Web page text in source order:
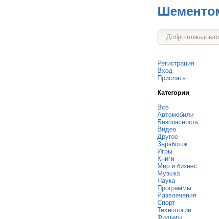
Добро
Регистрация
Вход
Прислать
Категории
Все
Автомобили
Безопасность
Видео
Другое
Заработок
Игры
Книги
Мир и бизнес
Музыка
Наука
Программы
Развлечения
Спорт
Технологии
Фильмы